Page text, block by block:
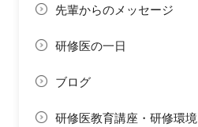
先輩からのメッセージ
研修医の一日
ブログ
研修医教育講座・研修環境